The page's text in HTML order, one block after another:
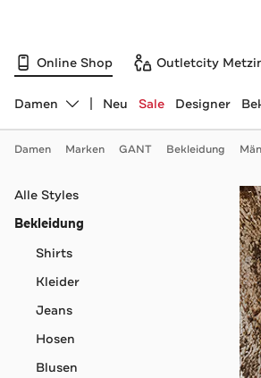
Online Shop Outletcity
Abteilung ändern, ausgewählt:
Damen Neu Sale Designer
Damen Marken GANT Bekleidung
Navigation überspringen
Alle Styles
Bekleidung
Shirts
Kleider
Jeans
Hosen
Blusen